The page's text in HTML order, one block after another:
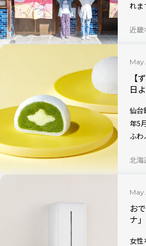
れま
てく
近畿
【
日
仙台
年5
ふわ
北海
お
ナ
女性